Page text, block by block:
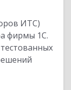
ИТС)
фирмы 1С.